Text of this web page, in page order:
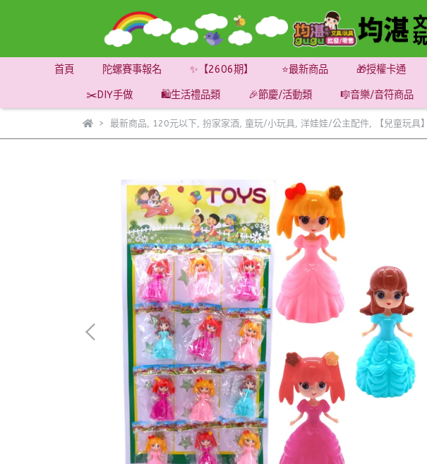
首頁 陀螺賽事報名 ✨【2606期】 ⭐最新商品 🎁授權卡通
✂️DIY手做 🛍️生活禮品類 🎉節慶/活動類 🎼音樂/音符商品
最新商品, 120元以下, 扮家家酒, 童玩/小玩具, 洋娃娃/公主配件, 【兒童玩具】